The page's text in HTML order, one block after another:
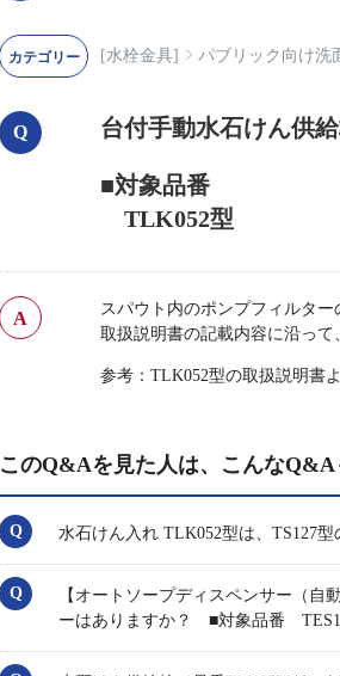
[水栓金具] パブリック向け洗
台付手動水石けん供
■対象品番
TLK052型
スパウト内のポンプフィルター
取扱説明書の記載内容に沿っ
参考：TLK052型の取扱説明書
このQ&Aを見た人は、こんな
水石けん入れ TLK052型は、TS127
【オートソープディスペンサー（自
ーはありますか？ ■対象品番